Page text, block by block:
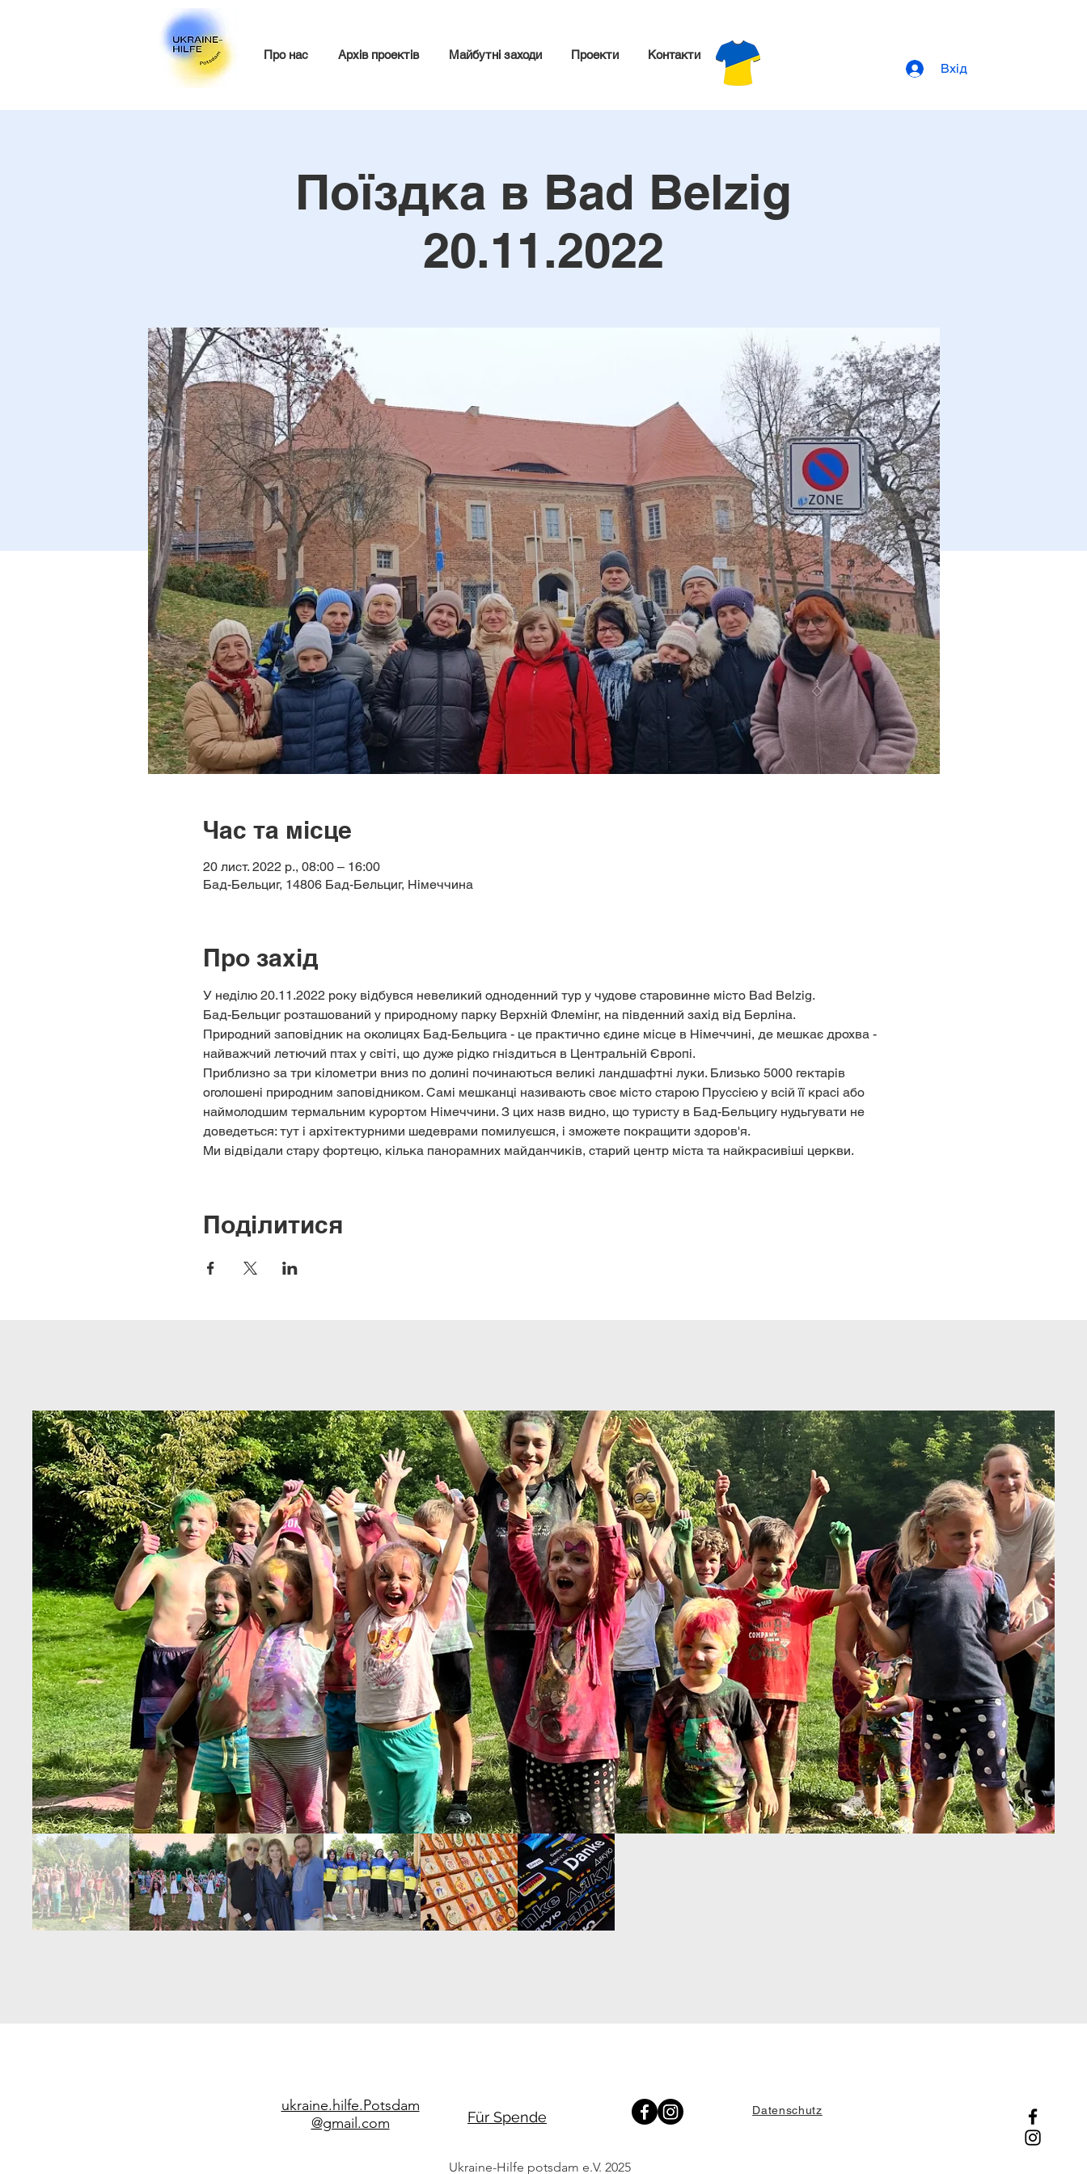
Про нас Архів проектів Майбутні заходи Проекти Контакти
Вхід
Поїздка в Bad Belzig
20.11.2022
Час та місце
20 лист. 2022 р., 08:00 – 16:00
Бад-Бельциг, 14806 Бад-Бельциг, Німеччина
Про захід
У неділю 20.11.2022 року відбувся невеликий одноденний тур у чудове старовинне місто Bad Belzig.
Бад-Бельциг розташований у природному парку Верхній Флемінг, на південний захід від Берліна.
Природний заповідник на околицях Бад-Бельцига - це практично єдине місце в Німеччині, де мешкає дрохва -
найважчий летючий птах у світі, що дуже рідко гніздиться в Центральній Європі.
Приблизно за три кілометри вниз по долині починаються великі ландшафтні луки. Близько 5000 гектарів
оголошені природним заповідником. Самі мешканці називають своє місто старою Пруссією у всій її красі або
наймолодшим термальним курортом Німеччини. З цих назв видно, що туристу в Бад-Бельцигу нудьгувати не
доведеться: тут і архітектурними шедеврами помилуєшся, і зможете покращити здоров'я.
Ми відвідали стару фортецю, кілька панорамних майданчиків, старий центр міста та найкрасивіші церкви.
Поділитися
ukraine.hilfe.Potsdam
@gmail.com
Für Spende Datenschutz
Ukraine-Hilfe potsdam e.V. 2025